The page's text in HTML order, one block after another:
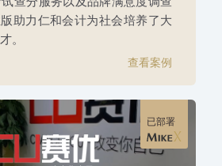
助力仁和会计为社会培养了大
。
查看案例
已部署